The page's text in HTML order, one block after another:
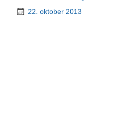
22. oktober 2013